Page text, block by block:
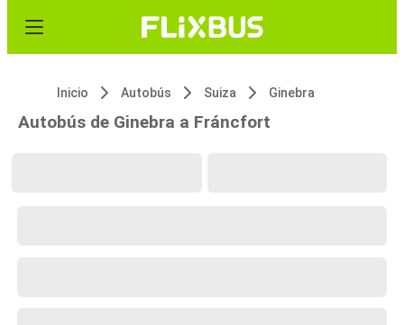
Inicio Autobús Suiza Ginebra
Autobús de Ginebra a Fráncfort